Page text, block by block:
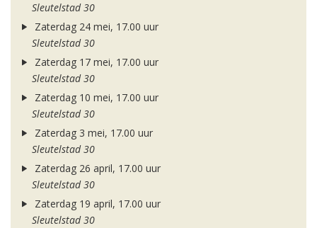
Sleutelstad 30
Zaterdag 24 mei, 17.00 uur
Sleutelstad 30
Zaterdag 17 mei, 17.00 uur
Sleutelstad 30
Zaterdag 10 mei, 17.00 uur
Sleutelstad 30
Zaterdag 3 mei, 17.00 uur
Sleutelstad 30
Zaterdag 26 april, 17.00 uur
Sleutelstad 30
Zaterdag 19 april, 17.00 uur
Sleutelstad 30